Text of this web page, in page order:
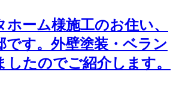
ーム様施工のお住い、
です。外壁塗装・ベラン
したのでご紹介します。